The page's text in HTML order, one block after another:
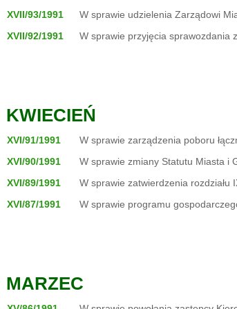
XVII/93/1991
W sprawie udzielenia Zarządowi
XVII/92/1991
W sprawie przyjęcia sprawozdania
KWIECIEŃ
XVI/91/1991
W sprawie zarządzenia poboru
XVI/90/1991
W sprawie zmiany Statutu Miasta i
XVI/89/1991
W sprawie zatwierdzenia rozdziału
XVI/87/1991
W sprawie programu
MARZEC